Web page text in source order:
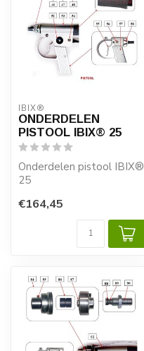
IBIX®
ONDERDELEN
PISTOOL IBIX® 25
Onderdelen pistool IBIX®
25
Alle gemarkeerde
onderdelen zijn
€164,45